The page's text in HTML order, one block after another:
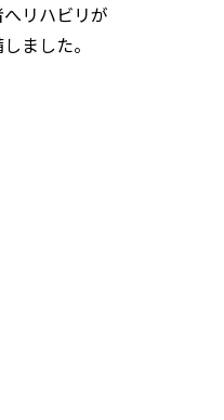
リハビリが
ました。